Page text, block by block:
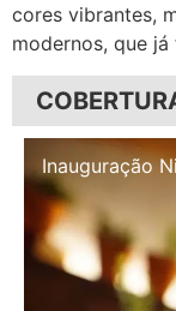
cores vibrantes,
modernos, que
Inauguração